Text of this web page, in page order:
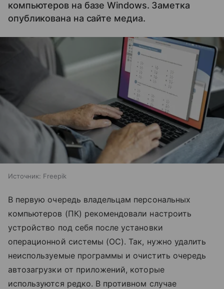
компьютеров на базе Windows. Заметка
опубликована на сайте медиа.
Источник: Freepik
В первую очередь владельцам персональных
компьютеров (ПК) рекомендовали настроить
устройство под себя после установки
операционной системы (ОС). Так, нужно удалить
неиспользуемые программы и очистить очередь
автозагрузки от приложений, которые
используются редко. В противном случае